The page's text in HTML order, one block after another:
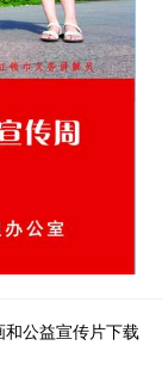
公益宣传片下载